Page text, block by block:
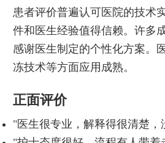
患者评价普遍认可医院的技术
件和医生经验值得信赖。许多
感谢医生制定的个性化方案。
冻技术等方面应用成熟。
正面评价
"医生很专业，解释得很清楚，